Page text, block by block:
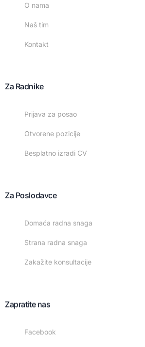
O nama
Naš tim
Kontakt
Za Radnike
Prijava za posao
Otvorene pozicije
Besplatno izradi CV
Za Poslodavce
Domaća radna snaga
Strana radna snaga
Zakažite konsultacije
Zapratite nas
Facebook